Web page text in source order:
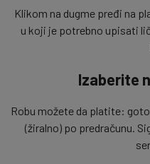
Klikom na dugme pređi na
u koji je potrebno upisati
Izaberite
Robu možete da platite:
(žiralno) po predračunu.